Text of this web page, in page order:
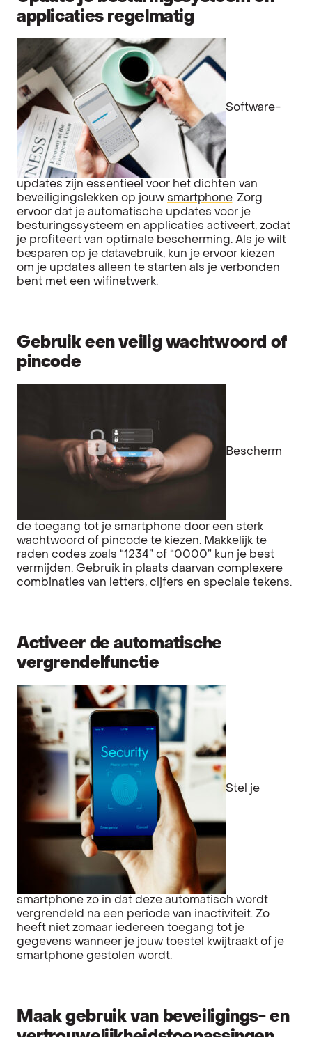
applicaties regelmatig
Software-
updates zijn essentieel voor het dichten van
beveiligingslekken op jouw smartphone. Zorg
ervoor dat je automatische updates voor je
besturingssysteem en applicaties activeert, zodat
je profiteert van optimale bescherming. Als je wilt
besparen op je datavebruik, kun je ervoor kiezen
om je updates alleen te starten als je verbonden
bent met een wifinetwerk.
Gebruik een veilig wachtwoord of
pincode
Bescherm
de toegang tot je smartphone door een sterk
wachtwoord of pincode te kiezen. Makkelijk te
raden codes zoals “1234” of “0000” kun je best
vermijden. Gebruik in plaats daarvan complexere
combinaties van letters, cijfers en speciale tekens.
Activeer de automatische
vergrendelfunctie
Stel je
smartphone zo in dat deze automatisch wordt
vergrendeld na een periode van inactiviteit. Zo
heeft niet zomaar iedereen toegang tot je
gegevens wanneer je jouw toestel kwijtraakt of je
smartphone gestolen wordt.
Maak gebruik van beveiligings- en